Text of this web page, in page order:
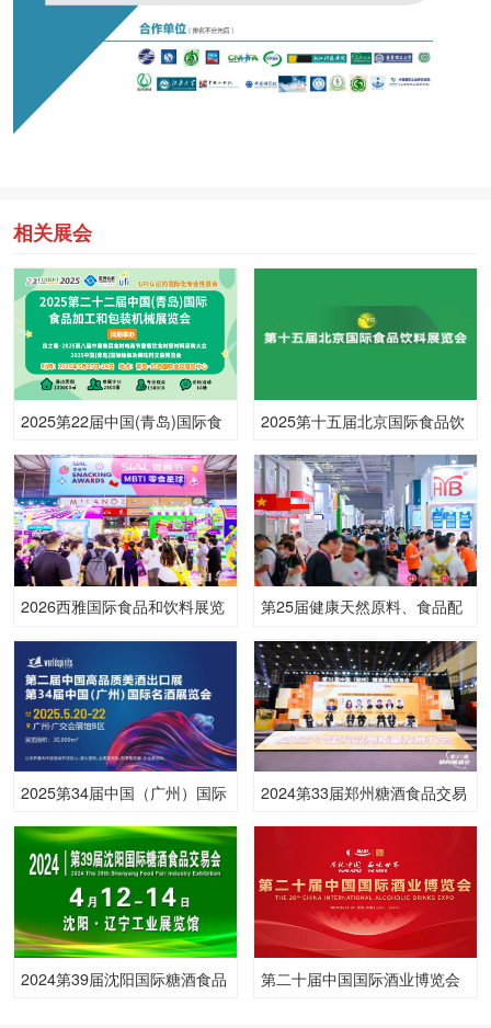
相关展会
2025第22届中国(青岛)国际食
2025第十五届北京国际食品饮
2026西雅国际食品和饮料展览
第25届健康天然原料、食品配
2025第34届中国（广州）国际
名酒展览会
2024第33届郑州糖酒食品交易
会
2024第39届沈阳国际糖酒食品
第二十届中国国际酒业博览会